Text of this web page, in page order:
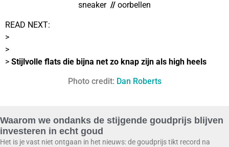
sneaker // oorbellen
READ NEXT:
>
>
> Stijlvolle flats die bijna net zo knap zijn als high heels
Photo credit: Dan Roberts
Waarom we ondanks de stijgende goudprijs blijven
investeren in echt goud
Het is je vast niet ontgaan in het nieuws: de goudprijs tikt record na